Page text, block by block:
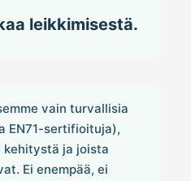
leikkimisestä.
vain turvallisia
EN71-sertifioituja),
ja joista
Ei enempää, ei